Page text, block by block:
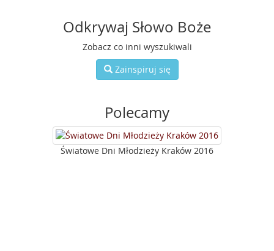
Odkrywaj Słowo Boże
Zobacz co inni wyszukiwali
Zainspiruj się
Polecamy
Światowe Dni Młodzieży Kraków 2016